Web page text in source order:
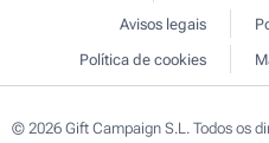
Avisos legais
Política de cookies
© 2026 Gift Campaign S.L. Todos os